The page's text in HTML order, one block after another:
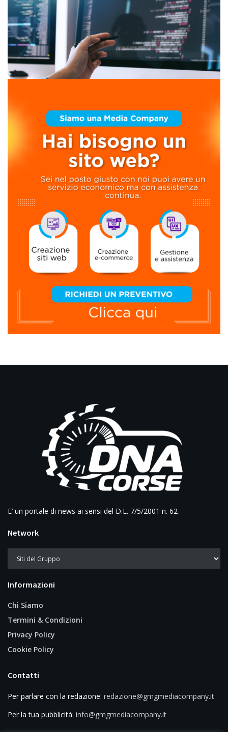
E’ un portale di news ai sensi del D.L. 7/5/2001 n. 62
Network
Informazioni
Chi Siamo
Termini & Condizioni
Privacy Policy
Cookie Policy
Contatti
Per parlare con la redazione: redazione@gmgmediacompany.it
Per la tua pubblicità: info@gmgmediacompany.it